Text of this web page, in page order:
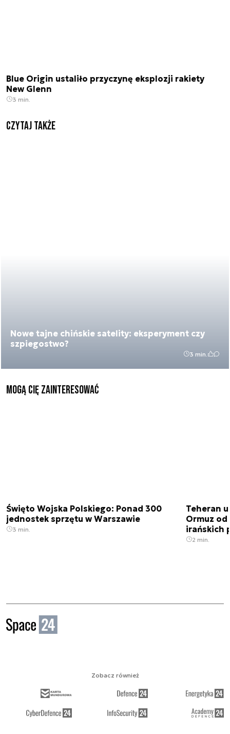
Blue Origin ustaliło przyczynę eksplozji rakiety
New Glenn
3 min.
Czytaj także
Nowe tajne chińskie satelity: eksperyment czy
szpiegostwo?
3 min.
Mogą Cię zainteresować
Święto Wojska Polskiego: Ponad 300
jednostek sprzętu w Warszawie
3 min.
Teheran
Ormuz
irańskich
2 min.
Zobacz również